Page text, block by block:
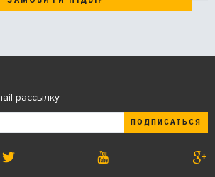
рассылку
ПОДПИСАТЬСЯ